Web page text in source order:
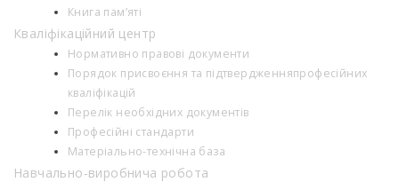
Книга пам’яті
Кваліфікаційний центр
Нормативно правові документи
Порядок присвоєння та підтвердженняпрофесійних
кваліфікацій
Перелік необхідних документів
Професійні стандарти
Матеріально-технічна база
Навчально-виробнича робота